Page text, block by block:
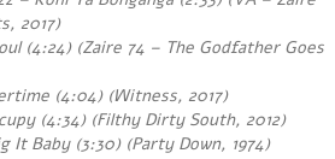
2017)
(4:24) (Zaire 74 – The Godfather Goes
(4:04) (Witness, 2017)
(4:34) (Filthy Dirty South, 2012)
It Baby (3:30) (Party Down, 1974)